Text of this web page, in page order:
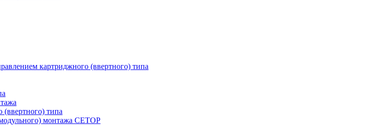
картриджного (ввертного) типа
типа
монтажа CETOP